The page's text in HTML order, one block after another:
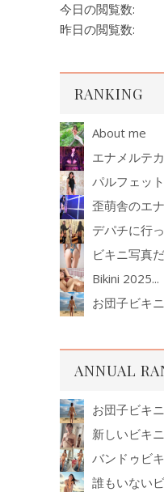
今日の閲覧数:
昨日の閲覧数:
RANKING
About me
エナメルテ
パルフェッ
歪萌舎のエ
デパチに行
ビキニ写真
Bikini 2025...
お団子ビキ
ANNUAL
お団子ビキ
新しいビキ
バンドゥビ
誰もいない